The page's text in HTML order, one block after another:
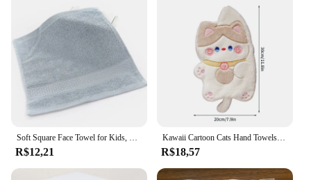
Soft Square Face Towel for Kids, 100% Algodão, Toalha de Mão, Face Wash, Child Washcloth, Pure Absorvente, Facial Care, Home, 34x34cm
R$12,21
Kawaii Cartoon Cats Hand Towels, Toalha de limpeza pendurada, Pano suspenso macio absorvente, Acessórios de cozinha, Suprimentos de banheiro
R$18,57